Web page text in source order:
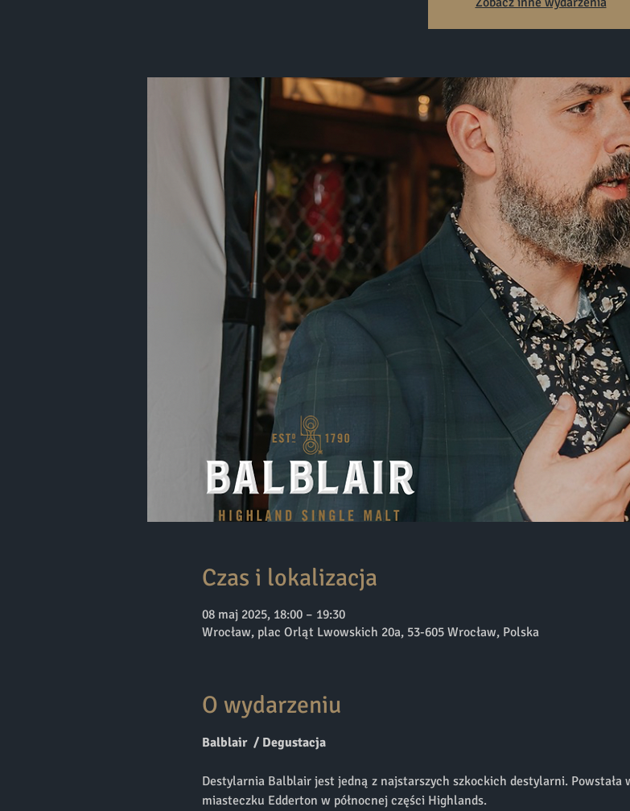
Czas i lokalizacja
08 maj 2025, 18:00 – 19:30
Wrocław, plac Orląt Lwowskich 20a, 53-605 Wrocław, Polska
O wydarzeniu
Balblair  / Degustacja
Destylarnia Balblair jest jedną z najstarszych szkockich destylarni. Powstała
miasteczku Edderton w północnej części Highlands.